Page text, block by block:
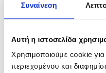
Συναίνεση
Αυτή η ιστοσελίδα
Χρησιμοποιούμε cookie
περιεχομένου και
210 3377243. Ο
παραλαβή από την
της Επιτροπής
γίνει τηλεφωνική